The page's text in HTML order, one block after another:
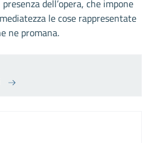
dell’opera, che impone
le cose rappresentate
ne promana.